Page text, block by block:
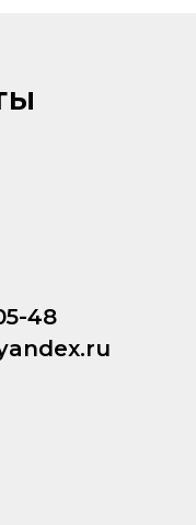
48